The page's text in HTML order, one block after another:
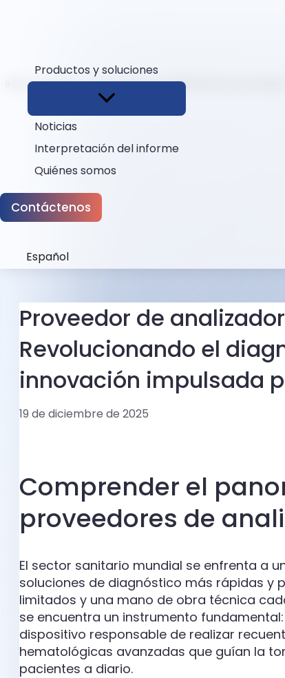
Productos y soluciones
Noticias
Interpretación del informe
Quiénes somos
Contáctenos
Español
Inicio Ocultar Proveedor de analizadores de
Proveedor de
Revolucionando el
innovación impulsada
19 de diciembre de 2025
Comprender el
proveedores de
El sector sanitario mundial se enfrenta a
soluciones de diagnóstico más rápidas y
limitados y una mano de obra técnica
se encuentra un instrumento
dispositivo responsable de realizar
hematológicas avanzadas que guían la
pacientes a diario.